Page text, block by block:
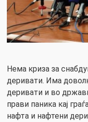
Нема криза за
деривати. Има
деривати и во
прави паника кај
нафта и нафтени